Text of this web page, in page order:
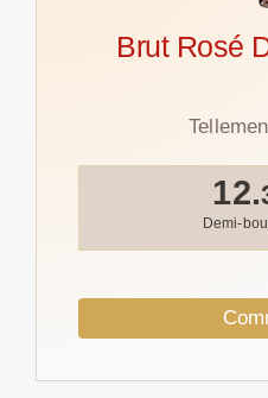
Brut Rosé
12.
Demi-